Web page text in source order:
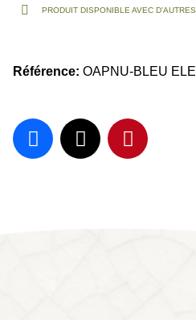
PRODUIT DISPONIBLE AVEC
Référence OAPNU-BLEU